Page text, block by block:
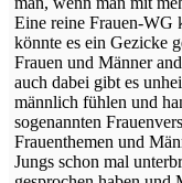
Eine reine Frauen-WG
könnte es ein Gezicke
Frauen und Männer
auch dabei gibt es
männlich fühlen und
sogenannten
Frauenthemen und
Jungs schon mal